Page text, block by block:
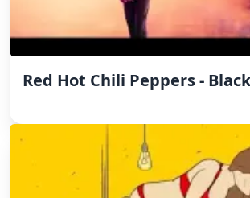
Red Hot Chili Peppers -